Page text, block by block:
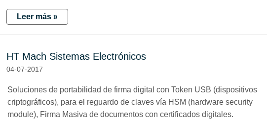
Leer más »
HT Mach Sistemas Electrónicos
04-07-2017
​Soluciones de portabilidad de firma digital con Token USB (dispositivos
criptográficos), para el reguardo de claves vía HSM (hardware security
module), Firma Masiva de documentos con certificados digitales.